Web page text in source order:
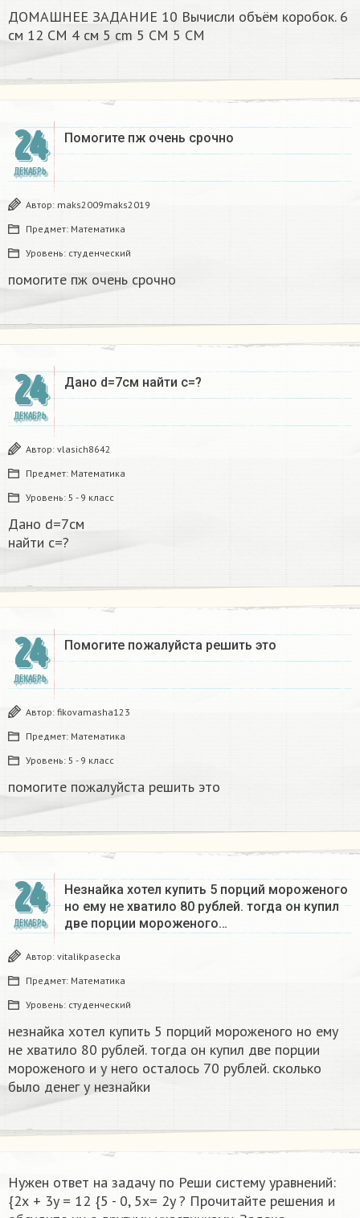
ДОМАШНЕЕ ЗАДАНИЕ 10 Вычисли объём коробок. 6
см 12 CM 4 см 5 cm 5 CM 5 CM​
24
ДЕКАБРЬ
Помогите пж очень срочно​
Автор: maks2009maks2019
Предмет: Математика
Уровень: студенческий
помогите пж очень срочно​
24
ДЕКАБРЬ
Дано d=7см найти с=?​
Автор: vlasich8642
Предмет: Математика
Уровень: 5 - 9 класс
Дано d=7см
найти с=?​
24
ДЕКАБРЬ
Помогите пожалуйста решить это
Автор: fikovamasha123
Предмет: Математика
Уровень: 5 - 9 класс
помогите пожалуйста решить это
24
ДЕКАБРЬ
Незнайка хотел купить 5 порций мороженого
но ему не хватило 80 рублей. тогда он купил
две порции мороженого…
Автор: vitalikpasecka
Предмет: Математика
Уровень: студенческий
незнайка хотел купить 5 порций мороженого но ему
не хватило 80 рублей. тогда он купил две порции
мороженого и у него осталось 70 рублей. сколько
было денег у незнайки
Нужен ответ на задачу по Реши систему уравнений:
{2х + 3y = 12 {5 - 0, 5x= 2y ? Прочитайте решения и